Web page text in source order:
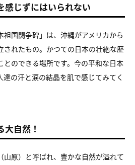
感じずにはいられない
祖国闘争碑」は、沖縄がアメリカから
されたもの。かつての日本の壮絶な歴
とのできる場所です。今の平和な日本
の汗と涙の結晶を肌で感じてみてく
自然！
山原）と呼ばれ、豊かな自然が溢れて